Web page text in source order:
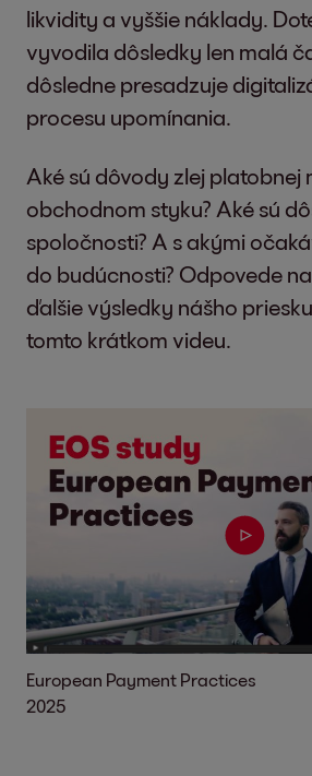
likvidity a vyššie náklady.
vyvodila dôsledky len malá
dôsledne presadzuje
procesu upomínania.
Aké sú dôvody zlej platobnej
obchodnom styku? Aké sú
spoločnosti? A s akými
do budúcnosti? Odpovede
ďalšie výsledky nášho
tomto krátkom videu.
European Payment Practices
2025